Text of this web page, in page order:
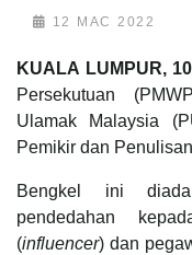
12 MAC 2022
KUALA LUMPUR,
Persekutuan
Ulamak Malaysia
Pemikir dan
Bengkel ini
pendedahan
(influencer) dan